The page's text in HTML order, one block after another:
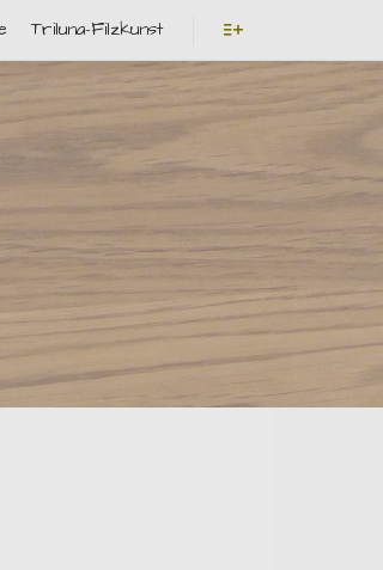
Triluna-Filzkunst
Weitere